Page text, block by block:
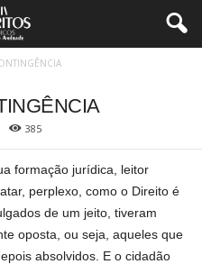
385
formação jurídica, leitor
perplexo, como o Direito é
de um jeito, tiveram
oposta, ou seja, aqueles que
absolvidos. E o cidadão